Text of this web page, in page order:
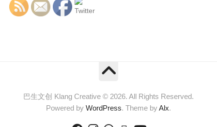
巴生文创 Klang Creative © 2026. All Rights Reserved.
Powered by WordPress. Theme byAlx.